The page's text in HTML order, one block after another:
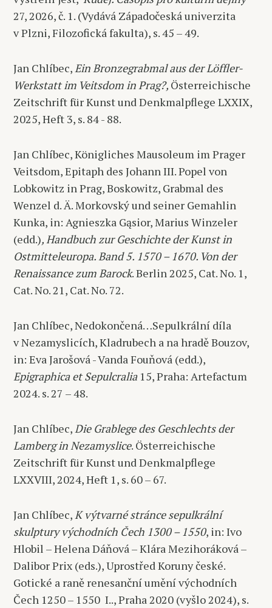
27, 2026, č. 1. (Vydává Západočeská univerzita
v Plzni, Filozofická fakulta), s. 45 – 49.
Jan Chlíbec,Ein Bronzegrabmal aus der Löffler-
Werkstatt im Veitsdom in Prag?, Österreichische
Zeitschrift für Kunst und Denkmalpflege LXXIX,
2025, Heft 3, s. 84 - 88.
Jan Chlíbec, Königliches Mausoleum im Prager
Veitsdom, Epitaph des Johann III. Popel von
Lobkowitz in Prag, Boskowitz, Grabmal des
Wenzel d. Ä. Morkovský und seiner Gemahlin
Kunka, in: Agnieszka Gąsior, Marius Winzeler
(edd.), Handbuch zur Geschichte der Kunst in
Ostmitteleuropa. Band 5. 1570 – 1670. Von der
Renaissance zum Barock. Berlin 2025, Cat. No. 1,
Cat. No. 21, Cat. No. 72.
Jan Chlíbec, Nedokončená…Sepulkrální díla
v Nezamyslicích, Kladrubech a na hradě Bouzov,
in: Eva Jarošová - Vanda Fouňová (edd.),
Epigraphica et Sepulcralia 15, Praha: Artefactum
2024. s. 27 – 48.
Jan Chlíbec,Die Grablege des Geschlechts der
Lamberg in Nezamyslice. Österreichische
Zeitschrift für Kunst und Denkmalpflege
LXXVIII, 2024, Heft 1, s. 60 – 67.
Jan Chlíbec,K výtvarné stránce sepulkrální
skulptury východních Čech 1300 – 1550, in: Ivo
Hlobil – Helena Dáňová – Klára Mezihoráková –
Dalibor Prix (eds.), Uprostřed Koruny české.
Gotické a raně renesanční umění východních
Čech 1250 – 1550 I.., Praha 2020 (vyšlo 2024), s.